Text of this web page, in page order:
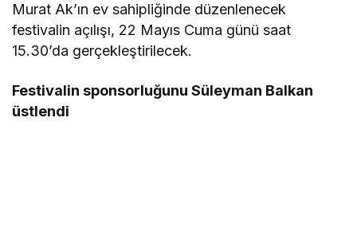
Murat Ak’ın ev sahipliğinde düzenlenecek
festivalin açılışı, 22 Mayıs Cuma günü saat
15.30’da gerçekleştirilecek.
Festivalin sponsorluğunu Süleyman Balkan
üstlendi